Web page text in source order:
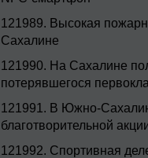
121989. Высокая
Сахалине
121990. На Сахалине
потерявшегося
121991. В Южно-
благотворительной
121992. Спортивная